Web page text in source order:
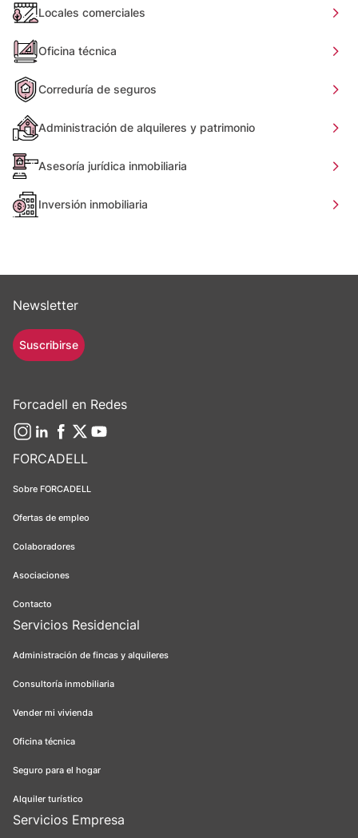
Locales comerciales
Oficina técnica
Correduría de seguros
Administración de alquileres y patrimonio
Asesoría jurídica inmobiliaria
Inversión inmobiliaria
FORCADELL
Sobre FORCADELL
Ofertas de empleo
Colaboradores
Asociaciones
Contacto
Servicios Residencial
Administración de fincas y alquileres
Consultoría inmobiliaria
Vender mi vivienda
Oficina técnica
Seguro para el hogar
Alquiler turístico
Servicios Empresa
Newsletter
Suscribirse
Forcadell en Redes